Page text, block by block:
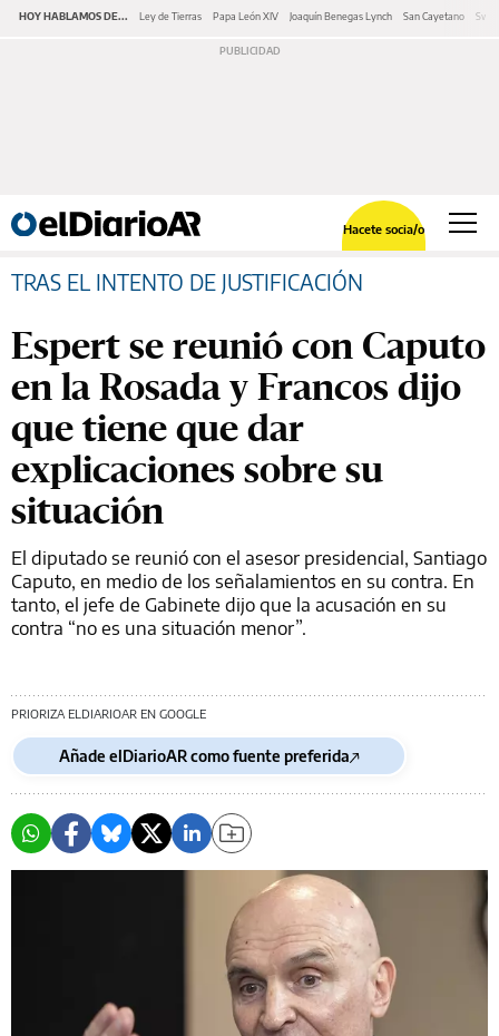
HOY HABLAMOS DE... Ley de Tierras Papa León XIV Joaquín Benegas Lynch San Cayetano
Hacete socia/o
TRAS EL INTENTO DE JUSTIFICACIÓN
Espert se reunió con Caputo
en la Rosada y Francos dijo
que tiene que dar
explicaciones sobre su
situación
El diputado se reunió con el asesor presidencial, Santiago
Caputo, en medio de los señalamientos en su contra. En
tanto, el jefe de Gabinete dijo que la acusación en su
contra “no es una situación menor”.
PRIORIZA ELDIARIOAR EN GOOGLE
Añade elDiarioAR como fuente preferida